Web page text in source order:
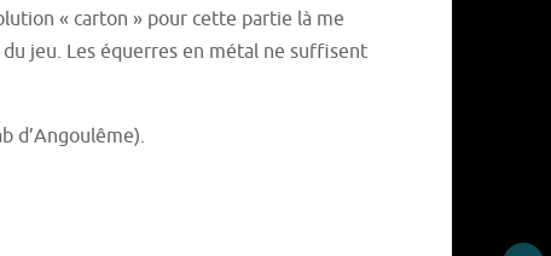
« carton » pour cette partie là me
jeu. Les équerres en métal ne suffisent
d’Angoulême).